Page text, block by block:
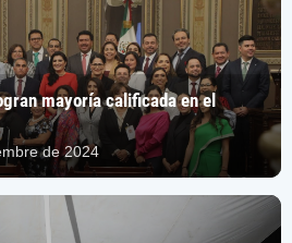
mayoría calificada en el
de 2024